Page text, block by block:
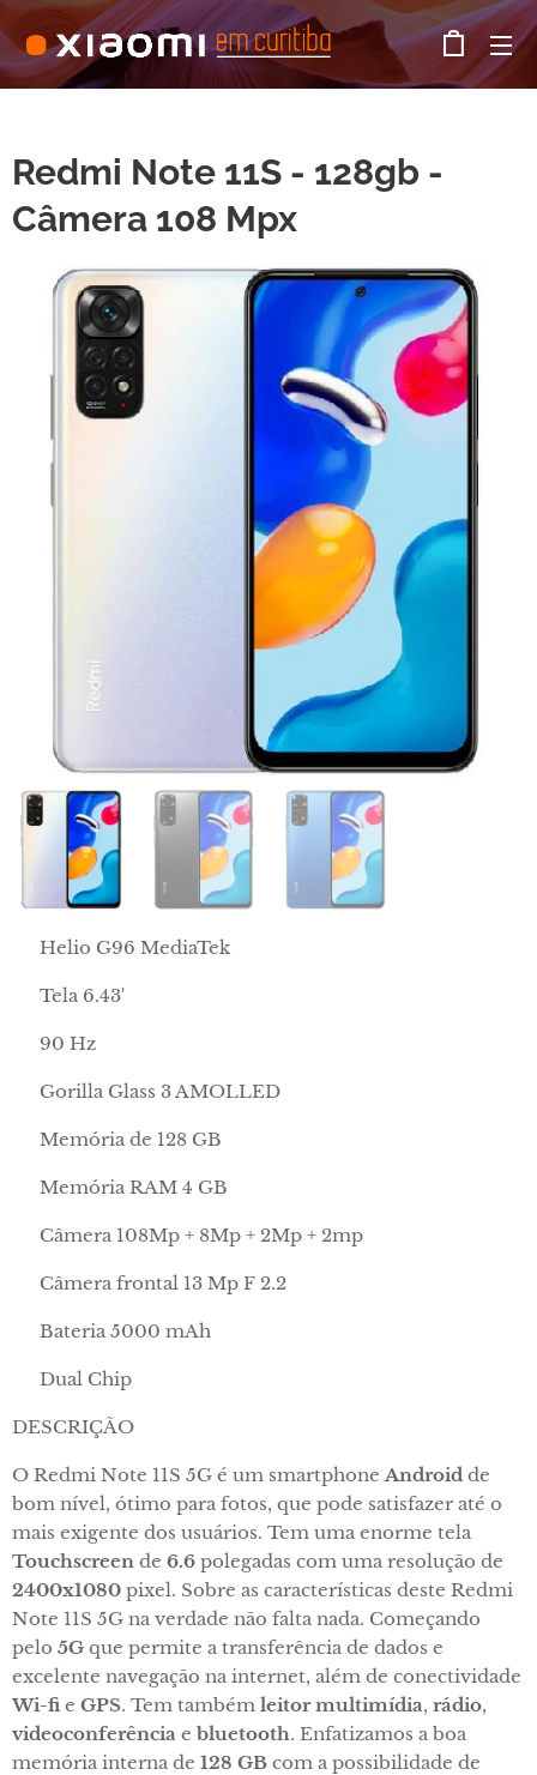
Redmi Note 11S - 128gb -
Câmera 108 Mpx
➡️ Helio G96 MediaTek
➡️ Tela 6.43'
➡️ 90 Hz
➡️ Gorilla Glass 3 AMOLLED
➡️ Memória de 128 GB
➡️ Memória RAM 4 GB
➡️ Câmera 108Mp + 8Mp + 2Mp + 2mp
➡️ Câmera frontal 13 Mp F 2.2
➡️ Bateria 5000 mAh
➡️ Dual Chip
DESCRIÇÃO
O Redmi Note 11S 5G é um smartphoneAndroid de
bom nível, ótimo para fotos, que pode satisfazer até o
mais exigente dos usuários. Tem uma enorme tela
Touchscreen de 6.6 polegadas com uma resolução de
2400x1080 pixel. Sobre as características deste Redmi
Note 11S 5G na verdade não falta nada. Começando
pelo 5G que permite a transferência de dados e
excelente navegação na internet, além de conectividade
Wi-fi e GPS. Tem também leitor multimídia, rádio,
videoconferência e bluetooth. Enfatizamos a boa
memória interna de 128 GB com a possibilidade de